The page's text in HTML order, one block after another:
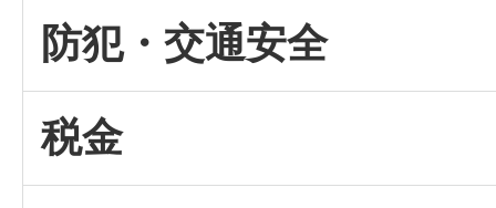
防犯・交通安全
税金